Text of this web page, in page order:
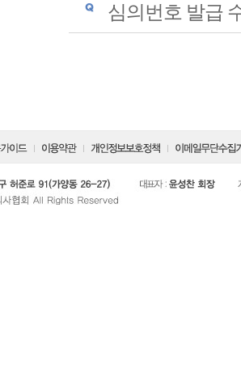
심의번호 발급